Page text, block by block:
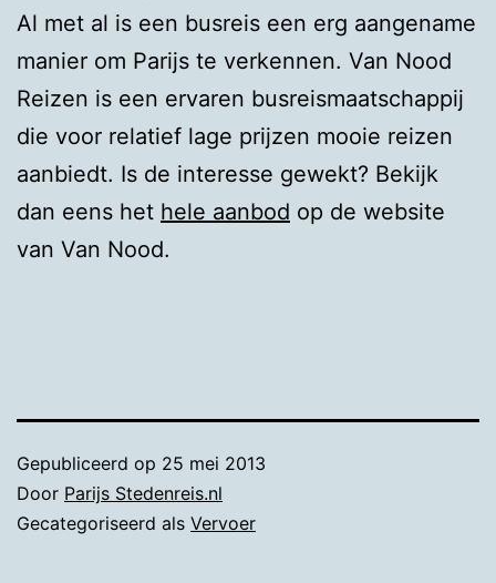
Al met al is een busreis een erg aangename
manier om Parijs te verkennen. Van Nood
Reizen is een ervaren busreismaatschappij
die voor relatief lage prijzen mooie reizen
aanbiedt. Is de interesse gewekt? Bekijk
dan eens het hele aanbod op de website
van Van Nood.
Gepubliceerd op 25 mei 2013
Door Parijs Stedenreis.nl
Gecategoriseerd als Vervoer